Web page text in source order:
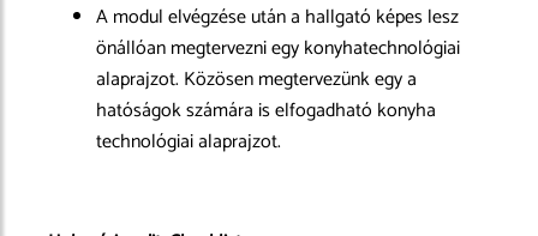
A modul elvégzése után a hallgató képes lesz
önállóan megtervezni egy konyhatechnológiai
alaprajzot. Közösen megtervezünk egy a
hatóságok számára is elfogadható konyha
technológiai alaprajzot.